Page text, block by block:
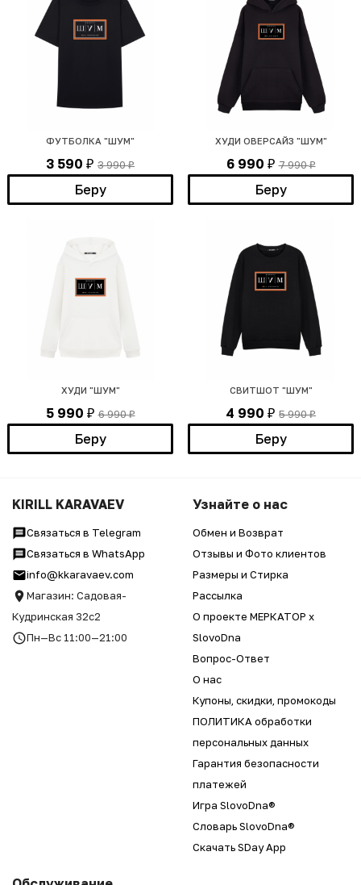
ФУТБОЛКА "ШУМ"
3 590 ₽ 3 990₽
Беру
ХУДИ ОВЕРСАЙЗ "ШУМ"
6 990 ₽ 7 990₽
Беру
ХУДИ "ШУМ"
5 990 ₽ 6 990₽
Беру
СВИТШОТ "ШУМ"
4 990 ₽ 5 990₽
Беру
KIRILL KARAVAEV
Связаться в Telegram
Связаться в WhatsApp
info@kkaravaev.com
Магазин: Садовая-
Кудринская 32с2
Пн—Вс 11:00—21:00
Узнайте о нас
Обмен и Возврат
Отзывы и Фото клиентов
Размеры и Стирка
Рассылка
О проекте МЕРКАТОР x
SlovoDna
Вопрос-Ответ
О нас
Купоны, скидки, промокоды
ПОЛИТИКА обработки
персональных данных
Гарантия безопасности
платежей
Игра SlovoDna®
Словарь SlovoDna®
Скачать SDay App